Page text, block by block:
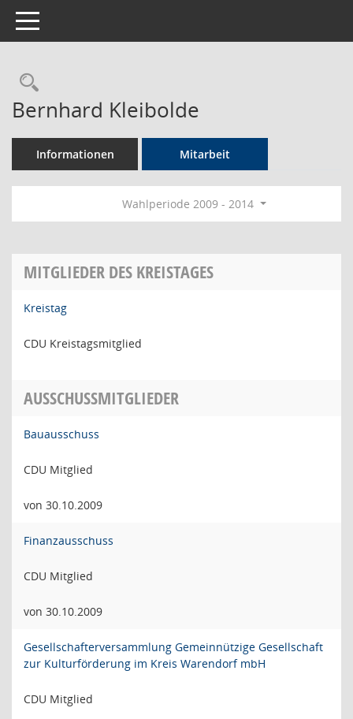
Toggle navigation
Rechercheauswahl
Bernhard Kleibolde
Informationen Mitarbeit
Wahlperiode 2009 - 2014
MITGLIEDER DES KREISTAGES
Kreistag
CDU Kreistagsmitglied
AUSSCHUSSMITGLIEDER
Bauausschuss
CDU Mitglied
von 30.10.2009
Finanzausschuss
CDU Mitglied
von 30.10.2009
Gesellschafterversammlung Gemeinnützige Gesellschaft
zur Kulturförderung im Kreis Warendorf mbH
CDU Mitglied